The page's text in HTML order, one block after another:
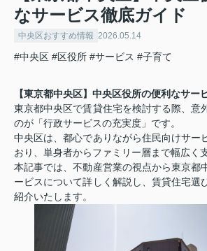
なサービス徹底ガイド
中央区おすすめ情報 2026.05.14
#中央区 #区役所 #サービス #子育て
【東京都中央区】中央区役所の便利なサー
東京都中央区で賃貸住宅を検討する際、意
のが「行政サービスの充実度」です。
中央区は、都心でありながら住民向けサー
おり、単身者からファミリー層まで幅広く
本記事では、不動産営業の視点から東京都
ービスについて詳しく解説し、賃貸住宅選
紹介いたします。